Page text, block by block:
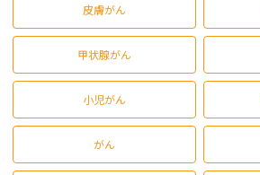
皮膚がん
甲状腺がん
小児がん
がん